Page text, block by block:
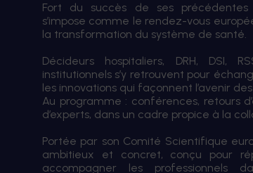
Fort du succès de ses précédentes
s’impose comme le rendez-vous
la transformation du système de santé.
Décideurs hospitaliers, DRH, DSI,
institutionnels s’y retrouvent pour
les innovations qui façonnent l’avenir
Au programme : conférences, retours
d’experts, dans un cadre propice à la
Portée par son Comité Scientifique
ambitieux et concret, conçu pour
accompagner les professionnels